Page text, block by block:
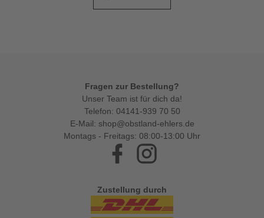
Fragen zur Bestellung?
Unser Team ist für dich da!
Telefon: 04141-939 70 50
E-Mail: shop@obstland-ehlers.de
Montags - Freitags: 08:00-13:00 Uhr
Facebook
Zustellung durch